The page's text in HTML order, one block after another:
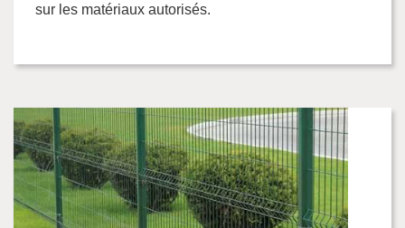
sur les matériaux autorisés.